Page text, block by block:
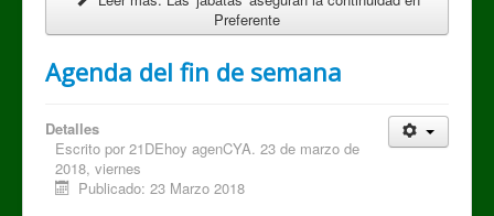
Preferente
Agenda del fin de semana
Detalles
Escrito por 21DEhoy agenCYA. 23 de marzo de
2018, viernes
Publicado: 23 Marzo 2018